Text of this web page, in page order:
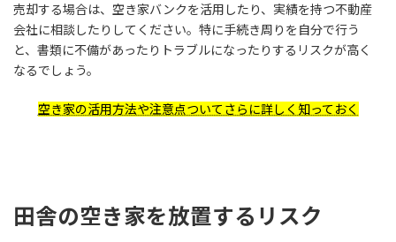
売却する場合は、空き家バンクを活用したり、実績を持つ不動産
会社に相談したりしてください。特に手続き周りを自分で行う
と、書類に不備があったりトラブルになったりするリスクが高く
なるでしょう。
空き家の活用方法や注意点ついてさらに詳しく知っておく
田舎の空き家を放置するリスク